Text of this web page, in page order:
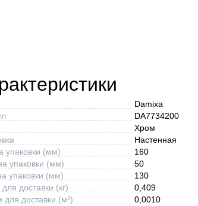
Damixa
DA7734200
Хром
Настенная
упаковки (мм)
160
упаковки (мм)
50
упаковки (мм)
130
доставки (кг)
0,409
доставки (м³)
0,0010